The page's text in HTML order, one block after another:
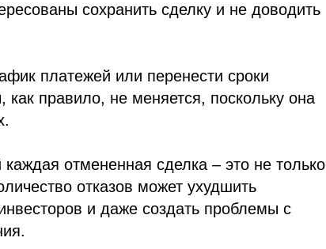
сохранить сделку и не доводить
платежей или перенести сроки
правило, не меняется, поскольку она
отмененная сделка – это не только
отказов может ухудшить
и даже создать проблемы с